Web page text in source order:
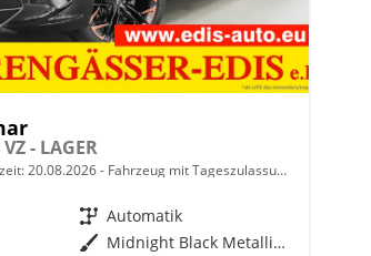
- LAGER
20.08.2026 Fahrzeug mit Tageszulassung
Getriebe Automatik
Außenfarbe
Midnight Black Metallic (0E)